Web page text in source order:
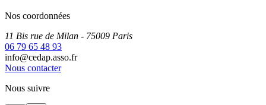
Nos coordonnées
11 Bis rue de Milan - 75009 Paris
06 79 65 48 93
info@cedap.asso.fr
Nous contacter
Nous suivre